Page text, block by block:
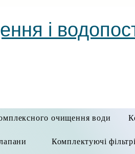
і
очищення води
Комплектуючі